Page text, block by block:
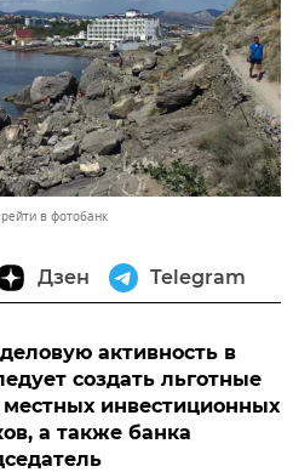
в фотобанк
Дзен Telegram
активность в
создать льготные
инвестиционных
а также банка